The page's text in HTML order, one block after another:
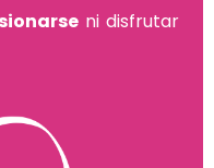
ni disfrutar